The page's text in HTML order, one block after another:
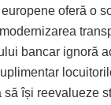
oferă o
bancar ignoră
își reevalueze